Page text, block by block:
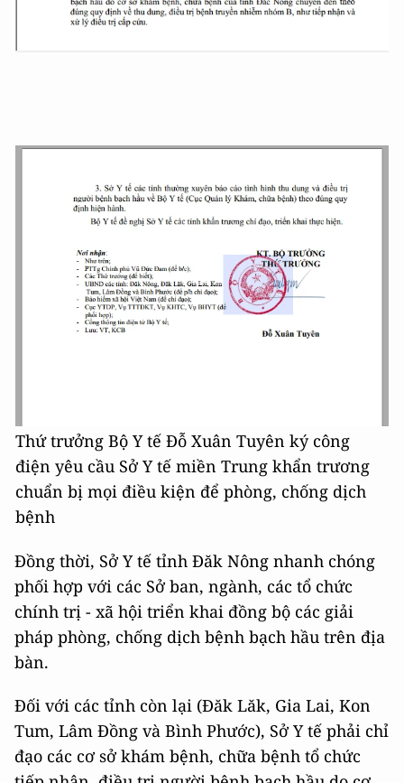
Thứ trưởng Bộ Y tế Đỗ Xuân Tuyên ký công
điện yêu cầu Sở Y tế miền Trung khẩn trương
chuẩn bị mọi điều kiện để phòng, chống dịch
bệnh
Đồng thời, Sở Y tế tỉnh Đăk Nông nhanh chóng
phối hợp với các Sở ban, ngành, các tổ chức
chính trị - xã hội triển khai đồng bộ các giải
pháp phòng, chống dịch bệnh bạch hầu trên địa
bàn.
Đối với các tỉnh còn lại (Đăk Lăk, Gia Lai, Kon
Tum, Lâm Đồng và Bình Phước), Sở Y tế phải chỉ
đạo các cơ sở khám bệnh, chữa bệnh tổ chức